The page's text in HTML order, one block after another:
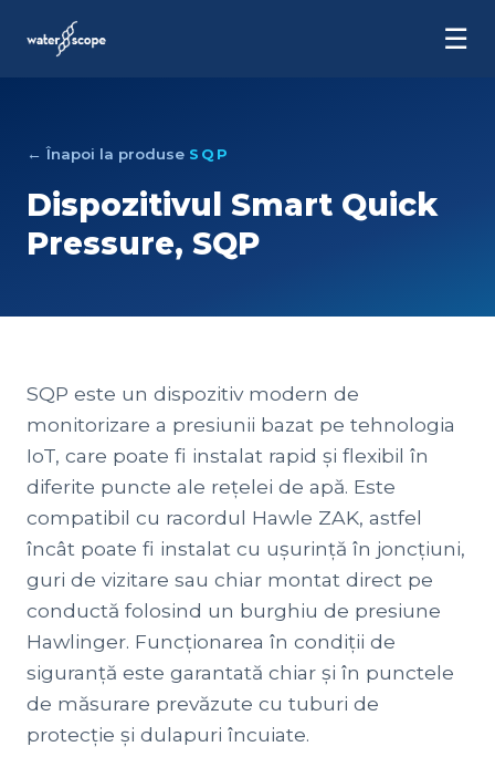
☰
← Înapoi la produse SQP
Dispozitivul Smart Quick
Pressure, SQP
SQP este un dispozitiv modern de
monitorizare a presiunii bazat pe tehnologia
IoT, care poate fi instalat rapid și flexibil în
diferite puncte ale rețelei de apă. Este
compatibil cu racordul Hawle ZAK, astfel
încât poate fi instalat cu ușurință în joncțiuni,
guri de vizitare sau chiar montat direct pe
conductă folosind un burghiu de presiune
Hawlinger. Funcționarea în condiții de
siguranță este garantată chiar și în punctele
de măsurare prevăzute cu tuburi de
protecție și dulapuri încuiate.